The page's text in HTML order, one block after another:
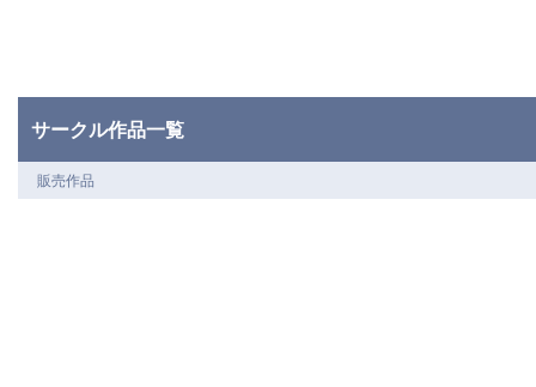
サークル作品一覧
販売作品